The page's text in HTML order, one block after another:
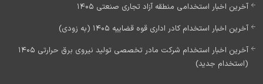
آخرین اخبار استخدامی منطقه آزاد تجاری صنعتی 1405
آخرین اخبار استخدام کادر اداری قوه قضاییه 1405 (به زودی)
آخرین اخبار استخدام شرکت مادر تخصصی تولید نیروی برق حرارتی 1405
(استخدام جدید)